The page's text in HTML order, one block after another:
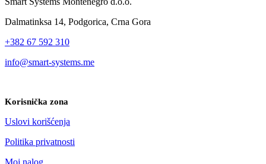
Dalmatinksa 14, Podgorica, Crna Gora
+382 67 592 310
info@smart-systems.me
Korisnička zona
Uslovi korišćenja
Politika privatnosti